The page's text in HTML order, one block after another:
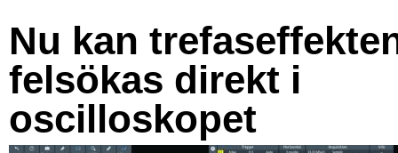
Nu kan
felsökas direkt i
oscilloskopet